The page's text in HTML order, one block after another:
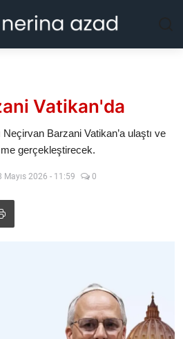
Vatikan'da
Barzani Vatikan’a ulaştı ve
gerçekleştirecek.
Mayıs 2026 - 11:59 0